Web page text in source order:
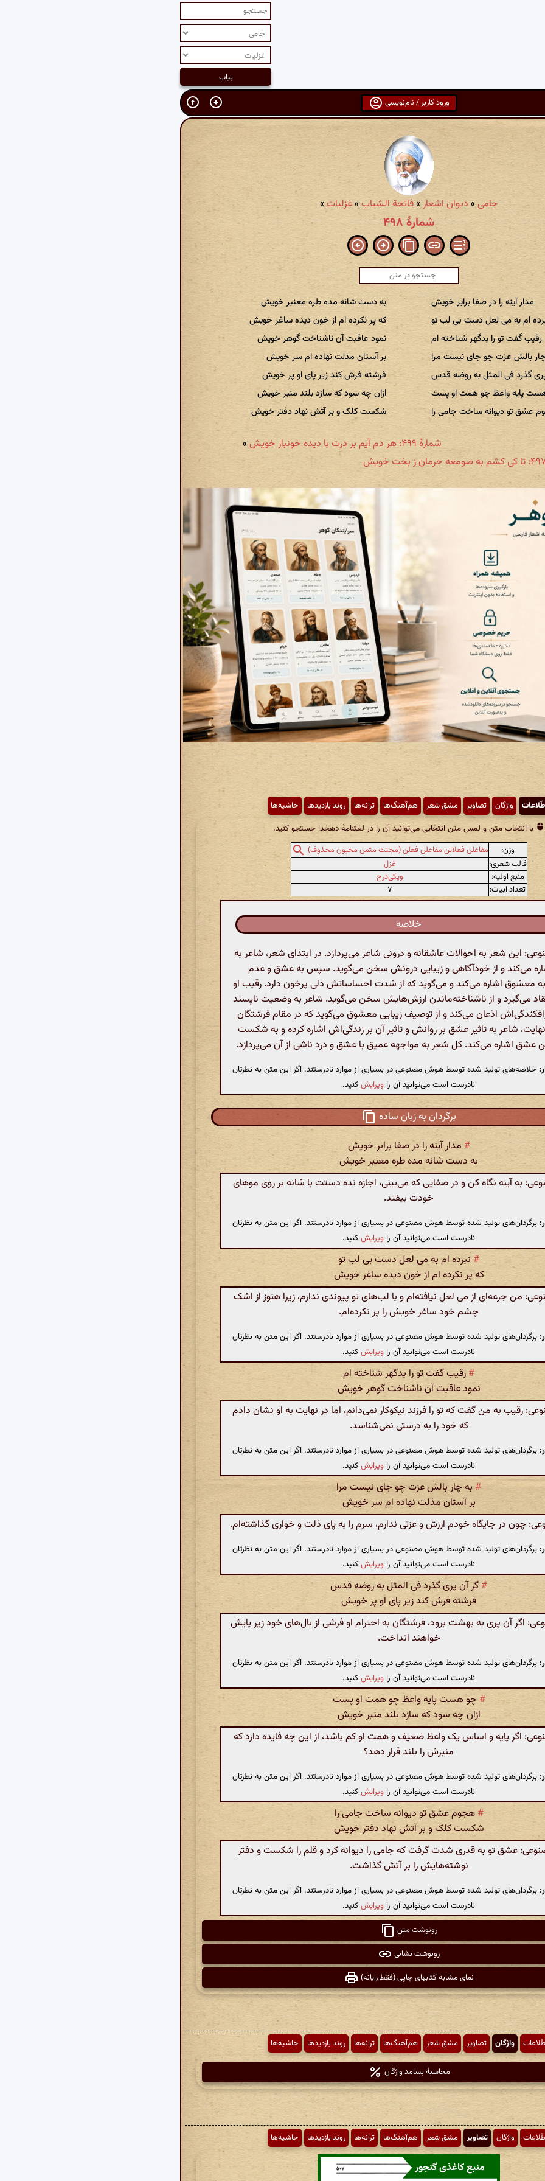
ورود کاربر / نام‌نویسی
جامی» دیوان اشعار»فاتحة الشباب»غزلیات»
شمارهٔ ۴۹۸
مدار آینه را در صفا برابر خویش
به دست شانه مده طره معنبر خویش
ام به می لعل دست بی لب تو
که پر نکرده ام از خون دیده ساغر خویش
رقیب گفت تو را بدگهر شناخته ام
نمود عاقبت آن ناشناخت گوهر خویش
بالش عزت چو جای نیست مرا
بر آستان مذلت نهاده ام سر خویش
گذرد فی المثل به روضه قدس
فرشته فرش کند زیر پای او پر خویش
پایه واعظ چو همت او پست
ازان چه سود که سازد بلند منبر خویش
عشق تو دیوانه ساخت جامی را
شکست کلک و بر آتش نهاد دفتر خویش
شمارهٔ ۴۹۹: هر دم آیم بر درت با دیده خونبار خویش »
واژگان تصاویر مشق شعر هم‌آهنگ‌ها ترانه‌ها روند بازدیدها حاشیه‌ها
با انتخاب متن و لمس متن انتخابی می‌توانید آن را در لغتنامهٔ دهخدا جستجو کنید.
وزن:
مفاعلن فعلاتن مفاعلن فعلن (مجتث مثمن مخبون محذوف)
قالب شعری:
غزل
منبع اولیه:
ویکی‌درج
تعداد ابیات:
۷
خلاصه
این شعر به احوالات عاشقانه و درونی شاعر می‌پردازد. در ابتدای شعر، شاعر به
می‌کند و از خودآگاهی و زیبایی درونش سخن می‌گوید. سپس به عشق و عدم
معشوق اشاره می‌کند و می‌گوید که از شدت احساساتش دلی پرخون دارد. رقیب او
می‌گیرد و از ناشناخته‌ماندن ارزش‌هایش سخن می‌گوید. شاعر به وضعیت ناپسند
اذعان می‌کند و از توصیف زیبایی معشوق می‌گوید که در مقام فرشتگان
شاعر به تاثیر عشق بر روانش و تاثیر آن بر زندگی‌اش اشاره کرده و به شکست
عشق اشاره می‌کند. کل شعر به مواجهه عمیق با عشق و درد ناشی از آن می‌پردازد.
خلاصه‌های تولید شده توسط هوش مصنوعی در بسیاری از موارد نادرستند. اگر این متن به نظرتان
نادرست است می‌توانید آن را ویرایشکنید.
برگردان به زبان ساده
# مدار آینه را در صفا برابر خویش
به دست شانه مده طره معنبر خویش
به آینه نگاه کن و در صفایی که می‌بینی، اجازه نده دستت با شانه بر روی موهای
خودت بیفتد.
برگردان‌های تولید شده توسط هوش مصنوعی در بسیاری از موارد نادرستند. اگر این متن به نظرتان
نادرست است می‌توانید آن را ویرایشکنید.
# نبرده ام به می لعل دست بی لب تو
که پر نکرده ام از خون دیده ساغر خویش
من جرعه‌ای از می لعل نیافته‌ام و با لب‌های تو پیوندی ندارم، زیرا هنوز از اشک
چشم خود ساغر خویش را پر نکرده‌ام.
برگردان‌های تولید شده توسط هوش مصنوعی در بسیاری از موارد نادرستند. اگر این متن به نظرتان
نادرست است می‌توانید آن را ویرایشکنید.
# رقیب گفت تو را بدگهر شناخته ام
نمود عاقبت آن ناشناخت گوهر خویش
رقیب به من گفت که تو را فرزند نیکوکار نمی‌دانم، اما در نهایت به او نشان دادم
که خود را به درستی نمی‌شناسد.
برگردان‌های تولید شده توسط هوش مصنوعی در بسیاری از موارد نادرستند. اگر این متن به نظرتان
نادرست است می‌توانید آن را ویرایشکنید.
#به چار بالش عزت چو جای نیست مرا
بر آستان مذلت نهاده ام سر خویش
چون در جایگاه خودم ارزش و عزتی ندارم، سرم را به پای ذلت و خواری گذاشته‌ام.
برگردان‌های تولید شده توسط هوش مصنوعی در بسیاری از موارد نادرستند. اگر این متن به نظرتان
نادرست است می‌توانید آن را ویرایشکنید.
# گر آن پری گذرد فی المثل به روضه قدس
فرشته فرش کند زیر پای او پر خویش
اگر آن پری به بهشت برود، فرشتگان به احترام او فرشی از بال‌های خود زیر پایش
خواهند انداخت.
برگردان‌های تولید شده توسط هوش مصنوعی در بسیاری از موارد نادرستند. اگر این متن به نظرتان
نادرست است می‌توانید آن را ویرایشکنید.
#چو هست پایه واعظ چو همت او پست
ازان چه سود که سازد بلند منبر خویش
اگر پایه و اساس یک واعظ ضعیف و همت او کم باشد، از این چه فایده دارد که
منبرش را بلند قرار دهد؟
برگردان‌های تولید شده توسط هوش مصنوعی در بسیاری از موارد نادرستند. اگر این متن به نظرتان
نادرست است می‌توانید آن را ویرایشکنید.
# هجوم عشق تو دیوانه ساخت جامی را
شکست کلک و بر آتش نهاد دفتر خویش
عشق تو به قدری شدت گرفت که جامی را دیوانه کرد و قلم را شکست و دفتر
نوشته‌هایش را بر آتش گذاشت.
برگردان‌های تولید شده توسط هوش مصنوعی در بسیاری از موارد نادرستند. اگر این متن به نظرتان
نادرست است می‌توانید آن را ویرایشکنید.
رونوشت متن
رونوشت نشانی
نمای مشابه کتابهای چاپی (فقط رایانه)
واژگان تصاویر مشق شعر هم‌آهنگ‌ها ترانه‌ها روند بازدیدها حاشیه‌ها
محاسبهٔ بسامد واژگان
واژگان تصاویر مشق شعر هم‌آهنگ‌ها ترانه‌ها روند بازدیدها حاشیه‌ها
منبع کاغذی گنجور